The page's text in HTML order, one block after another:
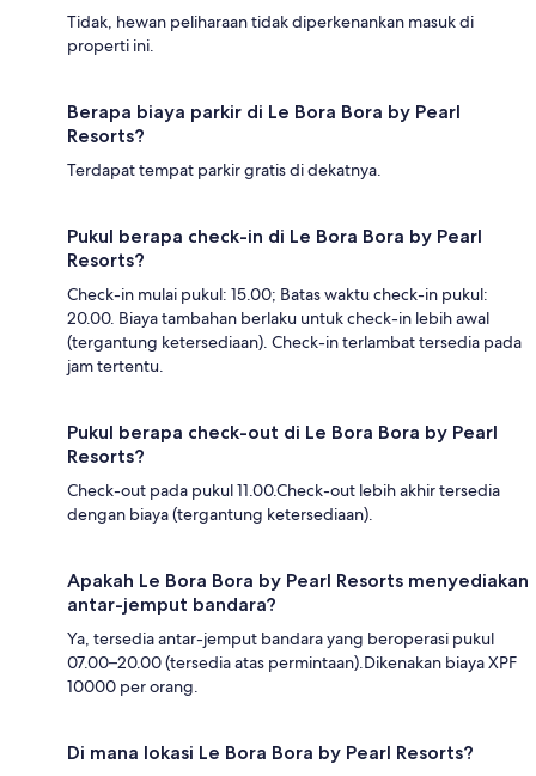
Tidak, hewan peliharaan tidak diperkenankan masuk di
properti ini.
Berapa biaya parkir di Le Bora Bora by Pearl
Resorts?
Terdapat tempat parkir gratis di dekatnya.
Pukul berapa check-in di Le Bora Bora by Pearl
Resorts?
Check-in mulai pukul: 15.00; Batas waktu check-in pukul:
20.00. Biaya tambahan berlaku untuk check-in lebih awal
(tergantung ketersediaan). Check-in terlambat tersedia pada
jam tertentu.
Pukul berapa check-out di Le Bora Bora by Pearl
Resorts?
Check-out pada pukul 11.00.Check-out lebih akhir tersedia
dengan biaya (tergantung ketersediaan).
Apakah Le Bora Bora by Pearl Resorts menyediakan
antar-jemput bandara?
Ya, tersedia antar-jemput bandara yang beroperasi pukul
07.00–20.00 (tersedia atas permintaan).Dikenakan biaya XPF
10000 per orang.
Di mana lokasi Le Bora Bora by Pearl Resorts?